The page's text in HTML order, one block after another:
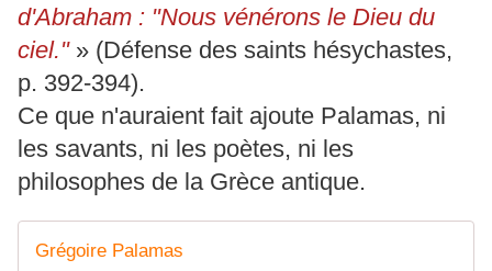
d'Abraham : "Nous vénérons le Dieu du
ciel." » (Défense des saints hésychastes,
p. 392-394).
Ce que n'auraient fait ajoute Palamas, ni
les savants, ni les poètes, ni les
philosophes de la Grèce antique.
Grégoire Palamas